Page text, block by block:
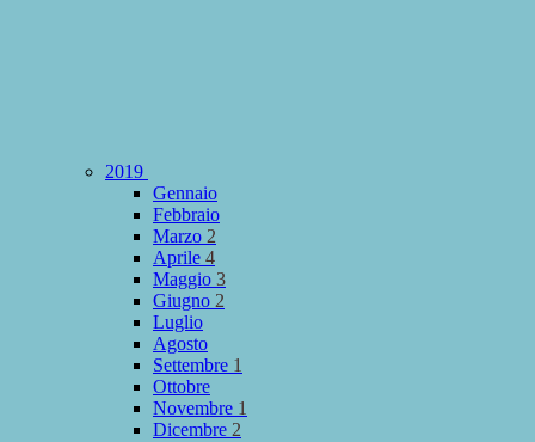
2019
Gennaio
Febbraio
Marzo 2
Aprile 4
Maggio 3
Giugno 2
Luglio
Agosto
Settembre 1
Ottobre
Novembre 1
Dicembre 2